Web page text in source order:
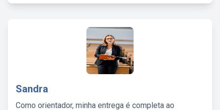
Sandra
Como orientador, minha entrega é completa ao